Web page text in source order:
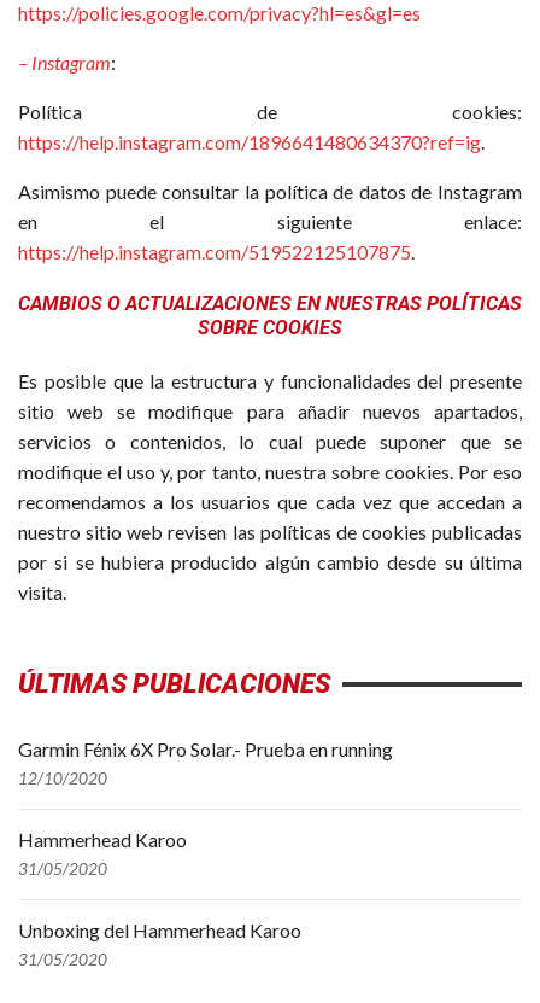
https://policies.google.com/privacy?hl=es&gl=es
– Instagram:
Política de cookies:
https://help.instagram.com/1896641480634370?ref=ig
Asimismo puede consultar la política de datos de Instagram
en el siguiente enlace:
https://help.instagram.com/519522125107875
CAMBIOS O ACTUALIZACIONES EN NUESTRAS POLÍTICAS
SOBRE COOKIES
Es posible que la estructura y funcionalidades del presente
sitio web se modifique para añadir nuevos apartados,
servicios o contenidos, lo cual puede suponer que se
modifique el uso y, por tanto, nuestra sobre cookies. Por eso
recomendamos a los usuarios que cada vez que accedan a
nuestro sitio web revisen las políticas de cookies publicadas
por si se hubiera producido algún cambio desde su última
visita.
ÚLTIMAS PUBLICACIONES
Garmin Fénix 6X Pro Solar.- Prueba en running
12/10/2020
Hammerhead Karoo
31/05/2020
Unboxing del Hammerhead Karoo
31/05/2020